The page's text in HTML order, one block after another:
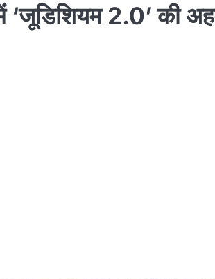
2.0’ की